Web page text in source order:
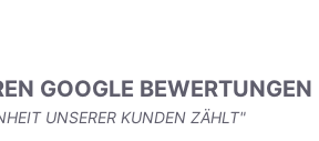
GOOGLE BEWERTUNGEN
UNSERER KUNDEN ZÄHLT"